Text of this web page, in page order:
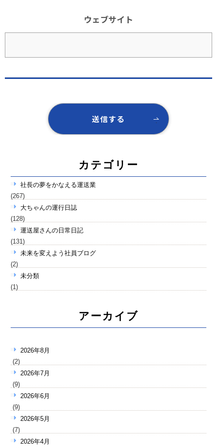
ウェブサイト
カテゴリー
社長の夢をかなえる運送業
(267)
大ちゃんの運行日誌
(128)
運送屋さんの日常日記
(131)
未来を変えよう社員ブログ
(2)
未分類
(1)
アーカイブ
2026年8月
(2)
2026年7月
(9)
2026年6月
(9)
2026年5月
(7)
2026年4月